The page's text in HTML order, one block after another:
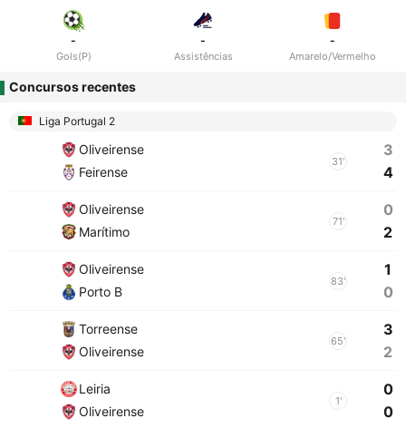
-
Gols(P)
-
Assistências
-
Amarelo/Vermelho
Concursos recentes
Liga Portugal 2
Oliveirense
Feirense
31'
3
4
Oliveirense
Marítimo
71'
0
2
Oliveirense
Porto B
83'
1
0
Torreense
Oliveirense
65'
3
2
Leiria
Oliveirense
1'
0
0